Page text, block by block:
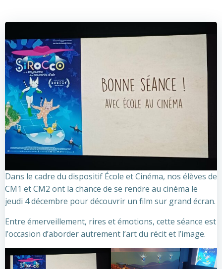
Dans le cadre du dispositif École et Cinéma, nos élèves de
CM1 et CM2 ont la chance de se rendre au cinéma le
jeudi 4 décembre pour découvrir un film sur grand écran.
Entre émerveillement, rires et émotions, cette séance est
l’occasion d’aborder autrement l’art du récit et l’image.